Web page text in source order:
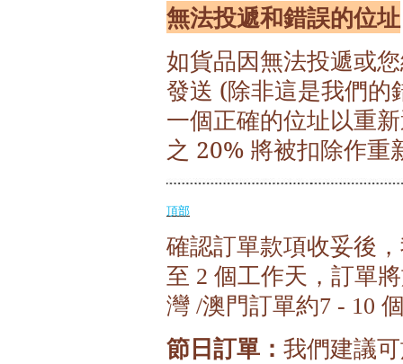
無法投遞和錯誤的位址
如貨品因無法投遞或
發送 (除非這是我們的
一個正確的位址以重
之 20% 將被扣除作重
頂部
確認訂單款項收妥後
至 2 個工作天，訂單
灣 /澳門訂單約7 - 10
節日訂單： 我們建議